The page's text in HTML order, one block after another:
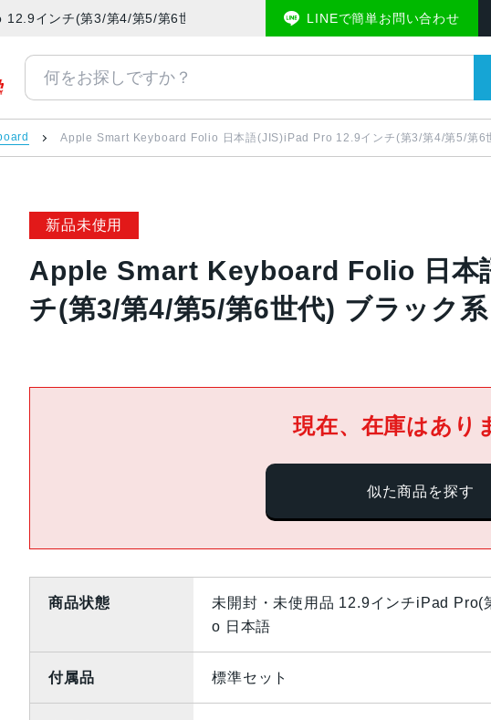
インチ(第3/第4/第5/第6世代) ブラック系 MXNL2J/A | 中古スマホ販売のア
LINEで簡単お問い合わせ
Apple Smart Keyboard Folio 日本語(JIS)iPad Pro 12.9インチ(第3/第4/第5/第6
新品未使用
Apple Smart Keyboard Folio 日本
チ(第3/第4/第5/第6世代) ブラック
現在、在庫はあり
似た商品を探す
商品状態
未開封・未使用品 12.9インチiPad
o 日本語
付属品 標準セット